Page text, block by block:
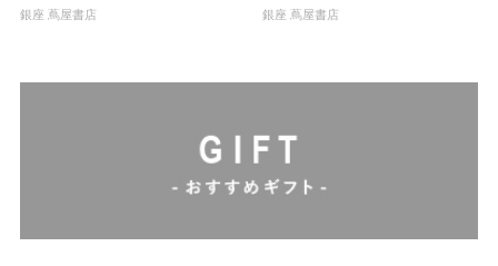
銀座 蔦屋書店 銀座 蔦屋書店